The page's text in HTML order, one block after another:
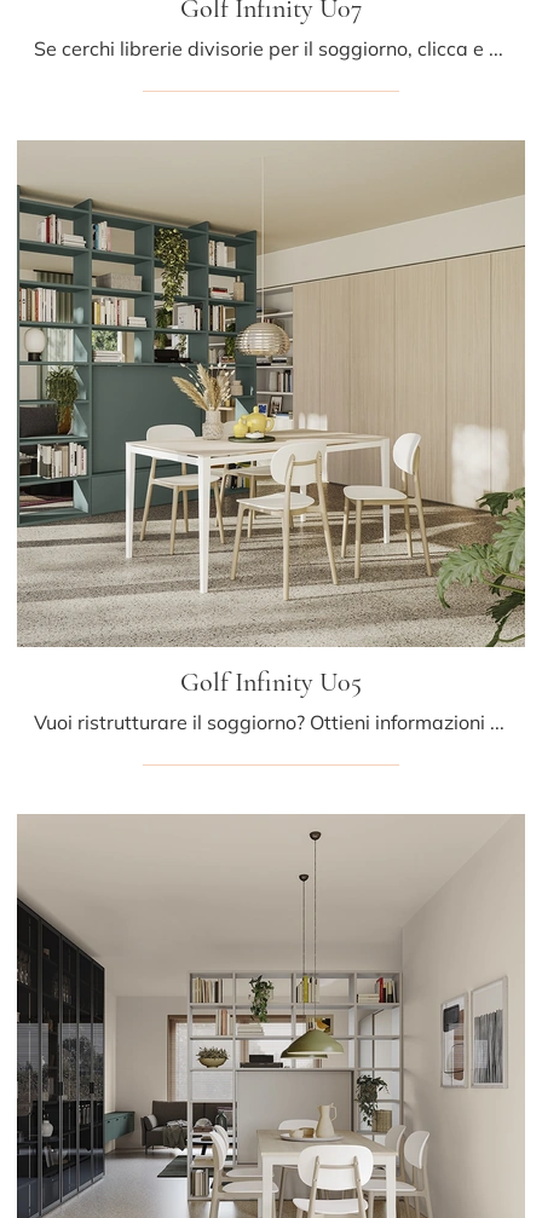
Golf Infinity U07
Se cerchi librerie divisorie per il soggiorno, clicca e scopri le nostre soluzioni moderne: il modello Golf Infinity U07 Colombini Casa ti sta ...
Golf Infinity U05
Vuoi ristrutturare il soggiorno? Ottieni informazioni sulle librerie moderne divisorie e arreda i tuoi locali con il modello Golf Infinity U05.